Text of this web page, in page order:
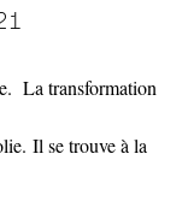
La transformation
Il se trouve à la